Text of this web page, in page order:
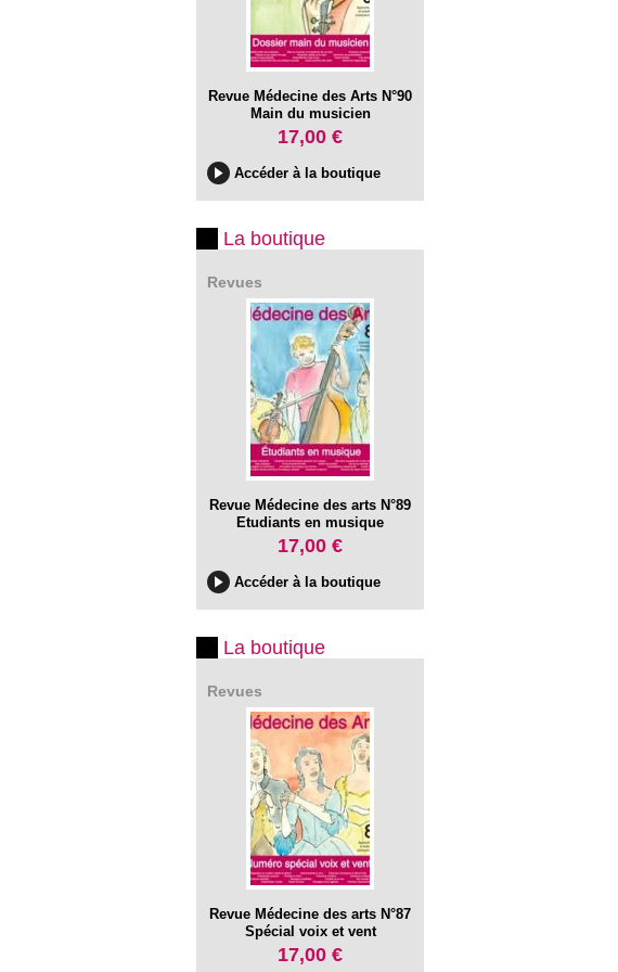
Revue Médecine des Arts N°90
Main du musicien
17,00 €
Accéder à la boutique
La boutique
Revues
Revue Médecine des arts N°89
Etudiants en musique
17,00 €
Accéder à la boutique
La boutique
Revues
Revue Médecine des arts N°87
Spécial voix et vent
17,00 €